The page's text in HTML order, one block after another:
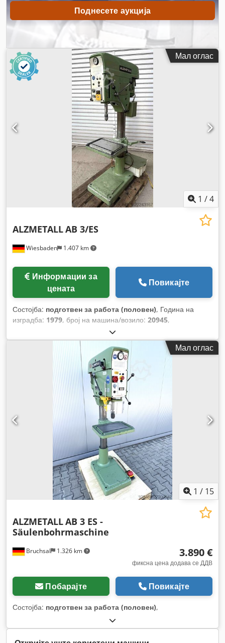
Поднесете аукција
Мал оглас
1 /4
Wiesbaden 1.407 km
ALZMETALLAB 3/ES
цената
Повикајте
Состојба: подготвен за работа (половен), Година на
изградба: 1979, број на машина/возило: 20945,
Мал оглас
1 / 15
Bruchsal 1.326 km
ALZMETALLAB 3 ES -
Säulenbohrmaschine
3.890 €
фиксна цена додава се ДДВ
Побарајте Повикајте
Состојба: подготвен за работа (половен),